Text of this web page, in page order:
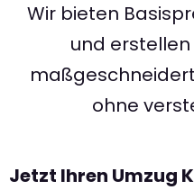
Wir bieten
und
ohne
Jetzt Ihren Umzug